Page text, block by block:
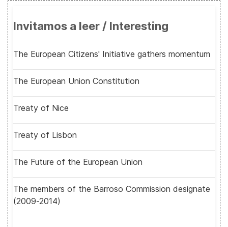
Invitamos a leer / Interesting
The European Citizens' Initiative gathers momentum
The European Union Constitution
Treaty of Nice
Treaty of Lisbon
The Future of the European Union
The members of the Barroso Commission designate
(2009-2014)